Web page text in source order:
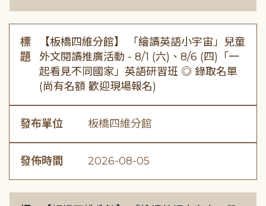
標
題
【板橋四維分館】 「繪讀英語小宇宙」兒童
外文閱讀推廣活動 - 8/1 (六)、8/6 (四)「一
起看見不同國家」英語研習班 ◎ 錄取名單
(尚有名額 歡迎現場報名)
發布單位 板橋四維分館
發佈時間 2026-08-05